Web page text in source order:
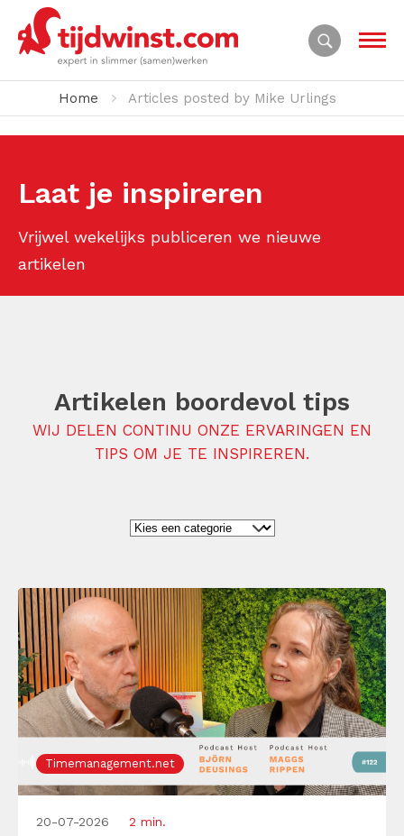
Home Articles posted by Mike Urlings
Laat je inspireren
Vrijwel wekelijks publiceren we nieuwe
artikelen
Artikelen boordevol tips
WIJ DELEN CONTINU ONZE ERVARINGEN EN
TIPS OM JE TE INSPIREREN.
Timemanagement.net
20-07-2026 2 min.